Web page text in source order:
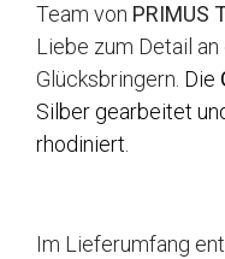
Team von PRIMUS
Liebe zum Detail an
Glücksbringern. Die
Silber gearbeitet
rhodiniert.
Im Lieferumfang